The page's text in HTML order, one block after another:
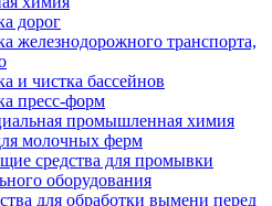
дорог
железнодорожного транспорта,
и чистка бассейнов
пресс-форм
промышленная химия
молочных ферм
средства для промывки
оборудования
для обработки вымени перед